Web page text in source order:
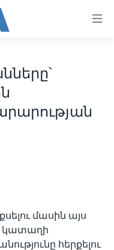
մասին այս
կատաղի
հերքելու